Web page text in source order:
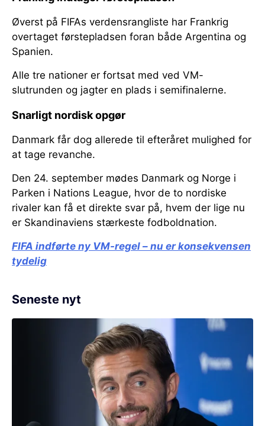
Øverst på FIFAs verdensrangliste har Frankrig
overtaget førstepladsen foran både Argentina og
Spanien.
Alle tre nationer er fortsat med ved VM-
slutrunden og jagter en plads i semifinalerne.
Snarligt nordisk opgør
Danmark får dog allerede til efteråret mulighed for
at tage revanche.
Den 24. september mødes Danmark og Norge i
Parken i Nations League, hvor de to nordiske
rivaler kan få et direkte svar på, hvem der lige nu
er Skandinaviens stærkeste fodboldnation.
FIFA indførte ny VM-regel – nu er konsekvensen
tydelig
Seneste nyt